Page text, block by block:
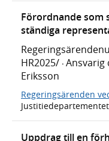
Förordnande som
ständiga
HR2025/ · Ansvarig
Eriksson
Regeringsärenden
Justitiedepartementet
Uppdrag till en